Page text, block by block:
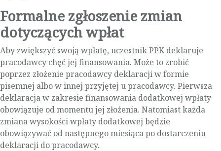
Formalne zgłoszenie zmian
dotyczących wpłat
Aby zwiększyć swoją wpłatę, uczestnik PPK deklaruje
pracodawcy chęć jej finansowania. Może to zrobić
poprzez złożenie pracodawcy deklaracji w formie
pisemnej albo w innej przyjętej u pracodawcy. Pierwsza
deklaracja w zakresie finansowania dodatkowej wpłaty
obowiązuje od momentu jej złożenia. Natomiast każda
zmiana wysokości wpłaty dodatkowej będzie
obowiązywać od następnego miesiąca po dostarczeniu
deklaracji do pracodawcy.